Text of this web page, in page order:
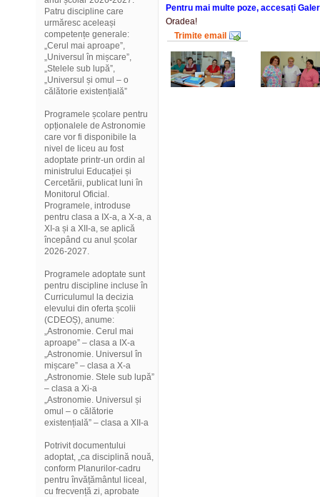
Patru discipline care
urmăresc aceleași
competențe generale:
„Cerul mai aproape”,
„Universul în mișcare”,
„Stelele sub lupă”,
„Universul și omul – o
călătorie existențială”
Programele școlare pentru
opționalele de Astronomie
care vor fi disponibile la
nivel de liceu au fost
adoptate printr-un ordin al
ministrului Educației și
Cercetării, publicat luni în
Monitorul Oficial.
Programele, introduse
pentru clasa a IX-a, a X-a, a
XI-a și a XII-a, se aplică
începând cu anul școlar
2026-2027.
Programele adoptate sunt
pentru discipline incluse în
Curriculumul la decizia
elevului din oferta școlii
(CDEOȘ), anume:
„Astronomie. Cerul mai
aproape” – clasa a IX-a
„Astronomie. Universul în
mișcare” – clasa a X-a
„Astronomie. Stele sub lupă”
– clasa a Xi-a
„Astronomie. Universul și
omul – o călătorie
existențială” – clasa a XII-a
Potrivit documentului
adoptat, „ca disciplină nouă,
conform Planurilor-cadru
pentru învățământul liceal,
cu frecvență zi, aprobate
Pentru mai multe poze, accesați
Oradea!
Trimite email